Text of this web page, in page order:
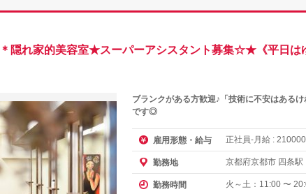
隠れ家的美容室★スーパーアシスタント募集☆★《平日は
ブランクがある方歓迎♪「技術に不安はある
です◎
雇用形態・給与 正社員-月給 : 210000
勤務地 京都府京都市 四条駅
勤務時間 火～土：11:00 〜